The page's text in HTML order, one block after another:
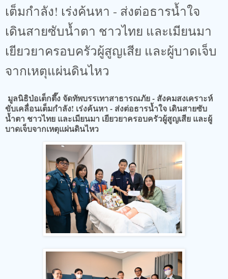
เต็มกำลัง! เร่งค้นหา - ส่งต่อธารน้ำใจ
เดินสายซับน้ำตา ชาวไทย และเมียนมา
เยียวยาครอบครัวผู้สูญเสีย และผู้บาดเจ็บ
จากเหตุแผ่นดินไหว
มูลนิธิป่อเต็กตึ๊ง จัดทัพบรรเทาสาธารณภัย - สังคมสงเคราะห์
ขับเคลื่อนเต็มกำลัง! เร่งค้นหา - ส่งต่อธารน้ำใจ เดินสายซับ
น้ำตา ชาวไทย และเมียนมา เยียวยาครอบครัวผู้สูญเสีย และผู้
บาดเจ็บจากเหตุแผ่นดินไหว